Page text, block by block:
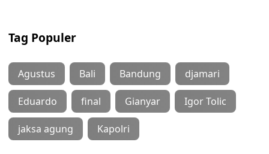
Tag Populer
Agustus Bali Bandung djamari
Eduardo final Gianyar Igor Tolic
jaksa agung Kapolri